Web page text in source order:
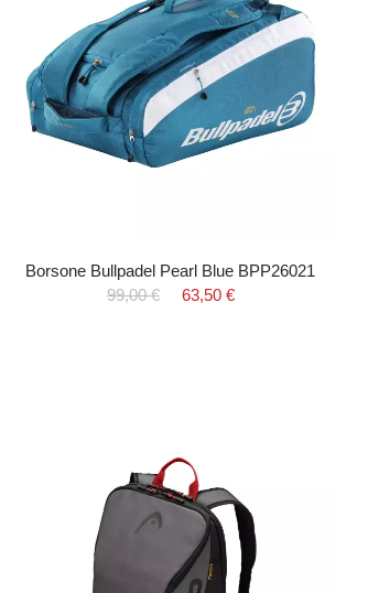
Borsone Bullpadel Pearl Blue BPP26021
99,00 €
63,50 €